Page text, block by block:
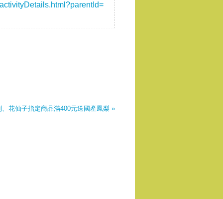
花仙子指定商品滿400元送國產鳳梨 »